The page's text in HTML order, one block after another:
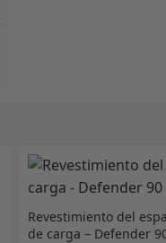
Revestimiento del
de carga – Defender